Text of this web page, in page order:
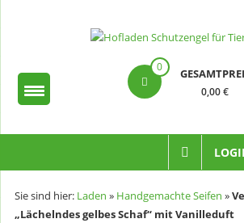
Schutzengel
e.V.
0
0,00 €
Sie sind hier: Laden » Handgemachte Seifen »
„Lächelndes gelbes Schaf“ mit Vanilleduft